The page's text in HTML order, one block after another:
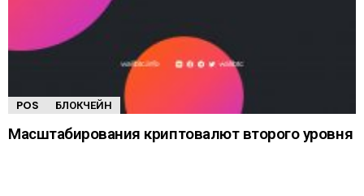
POS БЛОКЧЕЙН
Масштабирования криптовалют второго уровня